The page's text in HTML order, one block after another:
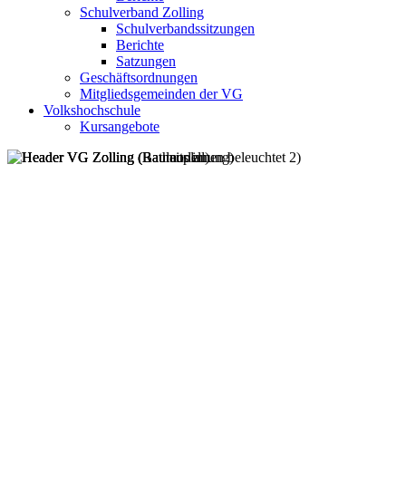
Schulverband Zolling
Schulverbandssitzungen
Berichte
Satzungen
Geschäftsordnungen
Mitgliedsgemeinden der VG
Volkshochschule
Kursangebote